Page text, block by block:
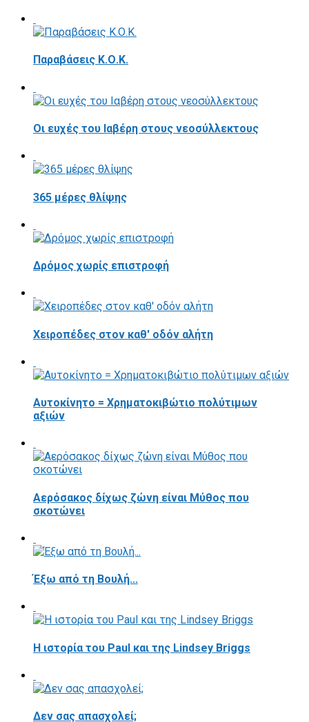
Παραβάσεις Κ.Ο.Κ.
Οι ευχές του Ιαβέρη στους νεοσύλλεκτους
365 μέρες θλίψης
Δρόμος χωρίς επιστροφή
Χειροπέδες στον καθ' οδόν αλήτη
Αυτοκίνητο = Χρηματοκιβώτιο πολύτιμων
αξιών
Αερόσακος δίχως ζώνη είναι Μύθος που
σκοτώνει
Έξω από τη Βουλή...
Η ιστορία του Paul και της Lindsey Briggs
Δεν σας απασχολεί;